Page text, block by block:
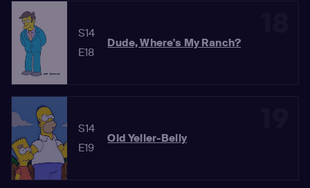
S14
E18
Dude, Where's My Ranch?
S14
E19
Old Yeller-Belly